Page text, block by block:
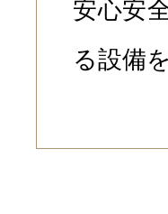
安心安
る設備